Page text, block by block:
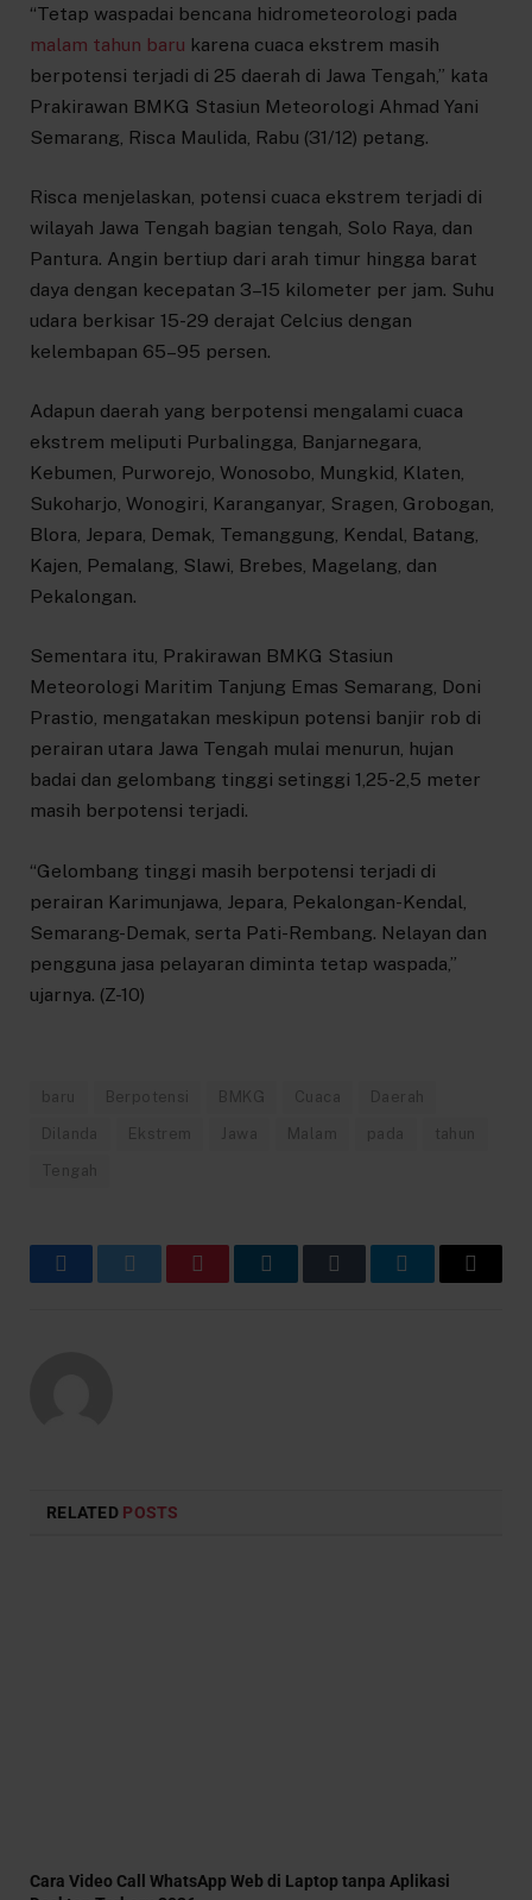
“Tetap waspadai bencana hidrometeorologi pada
malam tahun baru karena cuaca ekstrem masih
berpotensi terjadi di 25 daerah di Jawa Tengah,” kata
Prakirawan BMKG Stasiun Meteorologi Ahmad Yani
Semarang, Risca Maulida, Rabu (31/12) petang.
Risca menjelaskan, potensi cuaca ekstrem terjadi di
wilayah Jawa Tengah bagian tengah, Solo Raya, dan
Pantura. Angin bertiup dari arah timur hingga barat
daya dengan kecepatan 3–15 kilometer per jam. Suhu
udara berkisar 15-29 derajat Celcius dengan
kelembapan 65–95 persen.
Adapun daerah yang berpotensi mengalami cuaca
ekstrem meliputi Purbalingga, Banjarnegara,
Kebumen, Purworejo, Wonosobo, Mungkid, Klaten,
Sukoharjo, Wonogiri, Karanganyar, Sragen, Grobogan,
Blora, Jepara, Demak, Temanggung, Kendal, Batang,
Kajen, Pemalang, Slawi, Brebes, Magelang, dan
Pekalongan.
Sementara itu, Prakirawan BMKG Stasiun
Meteorologi Maritim Tanjung Emas Semarang, Doni
Prastio, mengatakan meskipun potensi banjir rob di
perairan utara Jawa Tengah mulai menurun, hujan
badai dan gelombang tinggi setinggi 1,25-2,5 meter
masih berpotensi terjadi.
“Gelombang tinggi masih berpotensi terjadi di
perairan Karimunjawa, Jepara, Pekalongan-Kendal,
Semarang-Demak, serta Pati-Rembang. Nelayan dan
pengguna jasa pelayaran diminta tetap waspada,”
ujarnya. (Z-10)
baru Berpotensi BMKG Cuaca Daerah
Dilanda Ekstrem Jawa Malam pada tahun
Tengah
FacebookTwitter PinterestLinkedInTumblr TelegramEmail
RELATED POSTS
Cara Video Call WhatsApp Web di Laptop tanpa Aplikasi